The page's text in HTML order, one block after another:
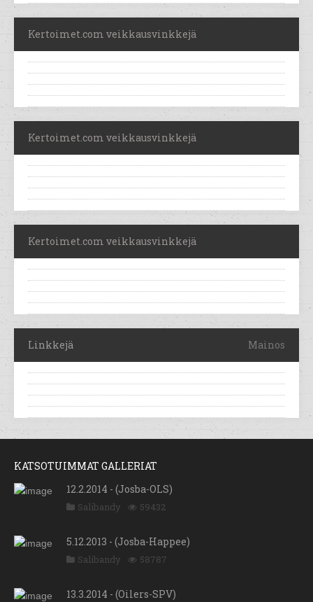
Kertoimet.com veikkausvinkkejä
Kertoimet.com veikkausvinkkejä
Kertoimet.com veikkausvinkkejä
Linkkejä Mainos
KATSOTUIMMAT GALLERIAT
12.2.2014 - (Josba-OLS)
Salibandy 59432
5.12.2013 - (Josba-Happee)
Salibandy 58787
13.3.2014 - (Oilers-SPV)